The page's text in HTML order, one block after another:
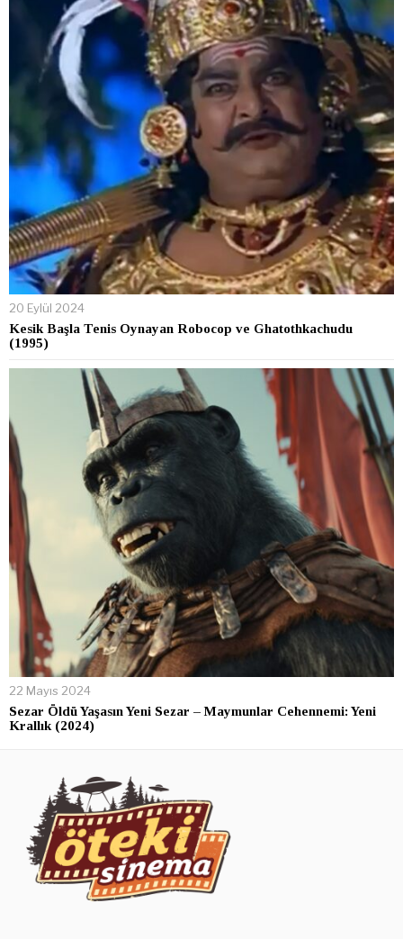
20 Eylül 2024
Kesik Başla Tenis Oynayan Robocop ve Ghatothkachudu
(1995)
22 Mayıs 2024
Sezar Öldü Yaşasın Yeni Sezar – Maymunlar Cehennemi: Yeni
Krallık (2024)